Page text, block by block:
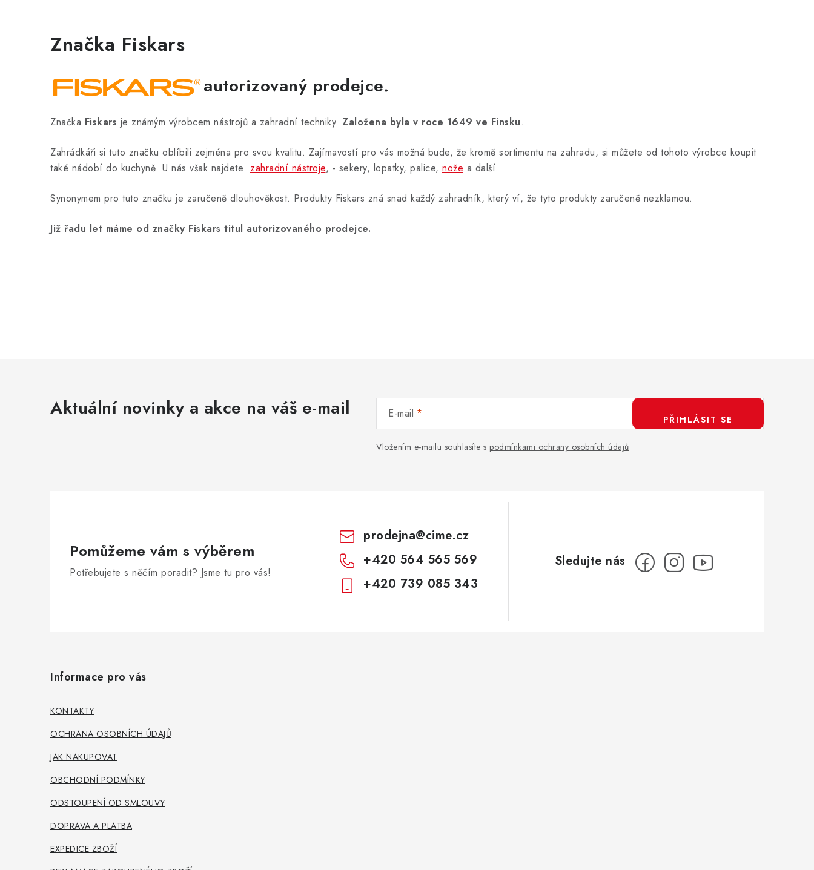
Značka Fiskars
autorizovaný prodejce.
Značka Fiskars je známým výrobcem nástrojů a zahradní techniky. Založena byla v roce 1649 ve Finsku.
Zahrádkáři si tuto značku oblíbili zejména pro svou kvalitu. Zajímavostí pro vás možná bude, že kromě sortimentu na zahradu, si můžete od tohoto výrobce koupit
také nádobí do kuchyně. U nás však najdete zahradní nástroje, - sekery, lopatky, palice, nože a další.
Synonymem pro tuto značku je zaručeně dlouhověkost. Produkty Fiskars zná snad každý zahradník, který ví, že tyto produkty zaručeně nezklamou.
Již řadu let máme od značky Fiskars titul autorizovaného prodejce.
Aktuální novinky a akce na váš e-mail E-mail
Vložením e-mailu souhlasíte s podmínkami ochrany osobních údajů
PŘIHLÁSIT SE
Pomůžeme vám s výběrem
Potřebujete s něčím poradit? Jsme tu pro vás!
prodejna@cime.cz
+420 564 565 569
+420 739 085 343
Informace pro vás
KONTAKTY
OCHRANA OSOBNÍCH ÚDAJŮ
JAK NAKUPOVAT
OBCHODNÍ PODMÍNKY
ODSTOUPENÍ OD SMLOUVY
DOPRAVA A PLATBA
EXPEDICE ZBOŽÍ